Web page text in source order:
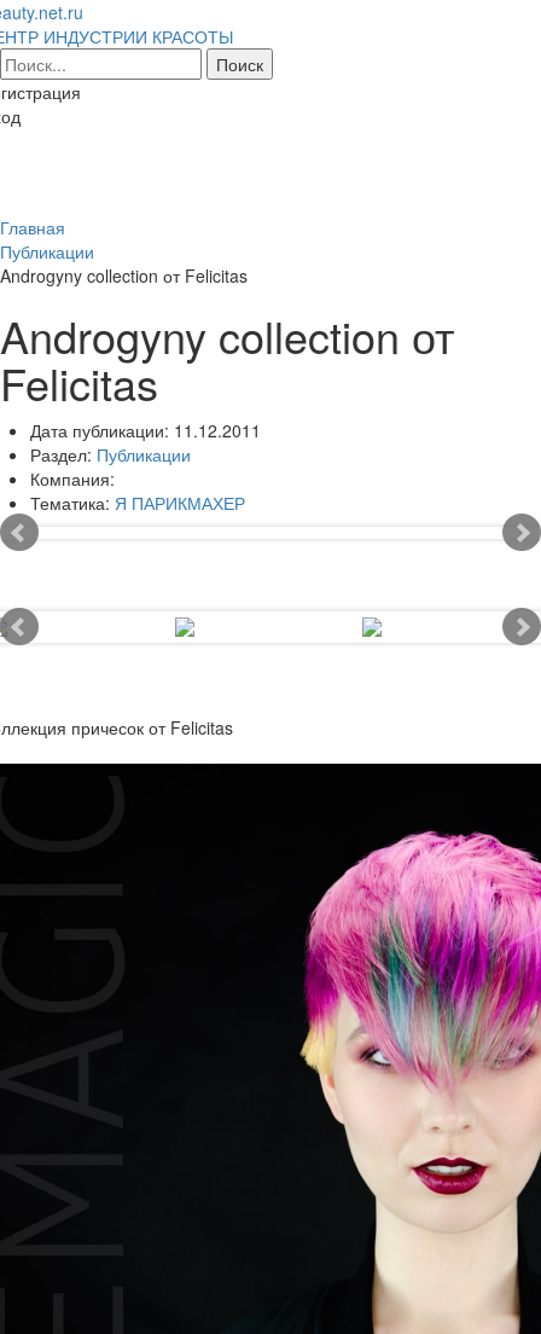
ИНДУСТРИИ КРАСОТЫ
Главная
Публикации
Androgyny collection от Felicitas
Androgyny collection от
Felicitas
Дата публикации: 11.12.2011
Раздел: Публикации
Компания:
Тематика: Я ПАРИКМАХЕР
причесок от Felicitas